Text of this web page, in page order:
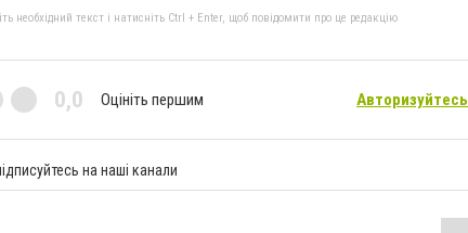
необхідний текст і натисніть Ctrl + Enter, щоб повідомити про це редакцію
0,0 Оцініть першим Авторизуйтесь
на наші канали